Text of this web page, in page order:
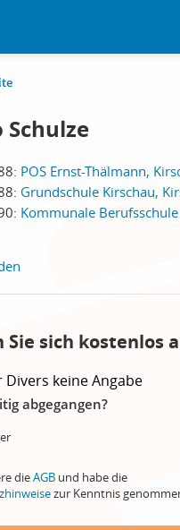
Schulze
POS Ernst-Thälmann,
Grundschule Kirschau,
Kommunale
Sie sich kostenlos
Divers keine Angabe
abgegangen?
dieAGB und habe die
zur Kenntnis